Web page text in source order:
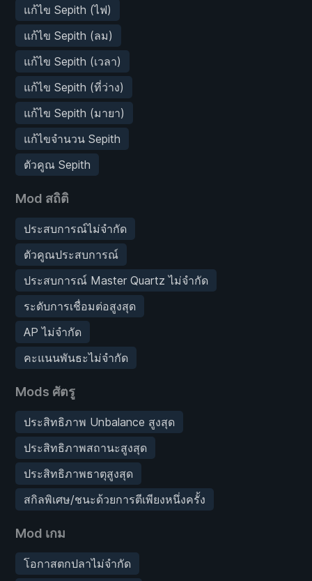
แก้ไข Sepith (ไฟ)
แก้ไข Sepith (ลม)
แก้ไข Sepith (เวลา)
แก้ไข Sepith (ที่ว่าง)
แก้ไข Sepith (มายา)
แก้ไขจำนวน Sepith
ตัวคูณ Sepith
Mod สถิติ
ประสบการณ์ไม่จำกัด
ตัวคูณประสบการณ์
ประสบการณ์ Master Quartz ไม่จำกัด
ระดับการเชื่อมต่อสูงสุด
AP ไม่จำกัด
คะแนนพันธะไม่จำกัด
Mods ศัตรู
ประสิทธิภาพ Unbalance สูงสุด
ประสิทธิภาพสถานะสูงสุด
ประสิทธิภาพธาตุสูงสุด
สกิลพิเศษ/ชนะด้วยการตีเพียงหนึ่งครั้ง
Mod เกม
โอกาสตกปลาไม่จำกัด